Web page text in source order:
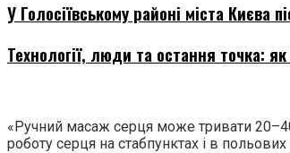
У Голосіївському районі міста Києва
Технології, люди та остання точка:
«Ручний масаж серця може тривати
роботу серця на стабпунктах і в